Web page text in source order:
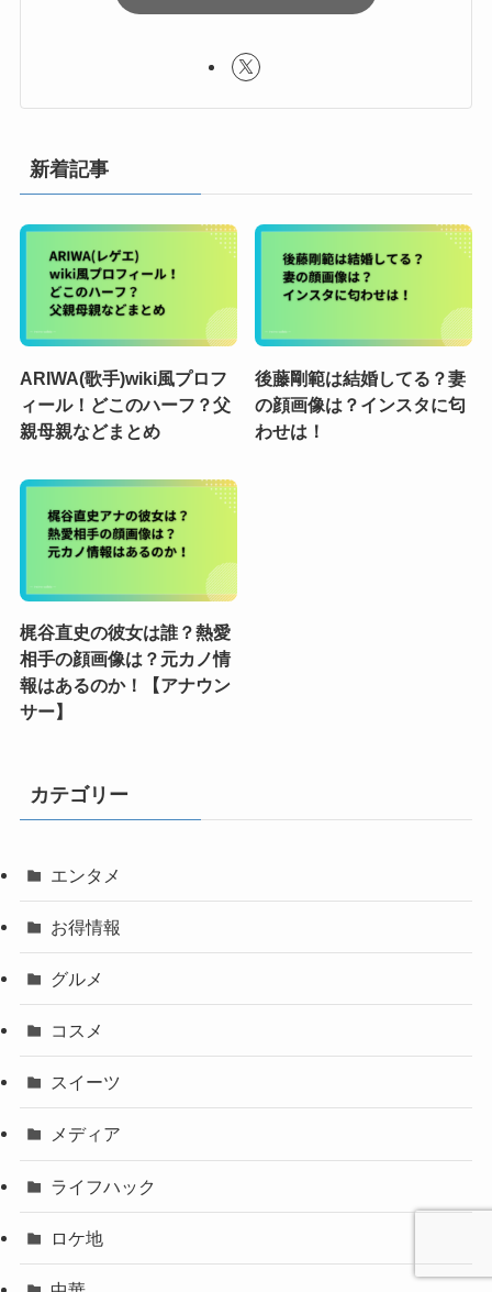
新着記事
ARIWA(歌手)wiki風プロフ
ィール！どこのハーフ？父
親母親などまとめ
後藤剛範は結婚してる？妻
の顔画像は？インスタに匂
わせは！
梶谷直史の彼女は誰？熱愛
相手の顔画像は？元カノ情
報はあるのか！【アナウン
サー】
カテゴリー
エンタメ
お得情報
グルメ
コスメ
スイーツ
メディア
ライフハック
ロケ地